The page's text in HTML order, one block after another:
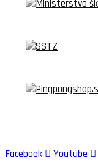
Facebook Youtube